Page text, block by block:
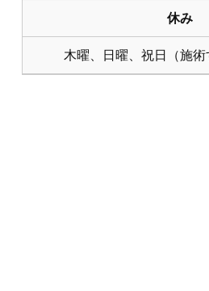
休み
木曜、日曜、祝日（施術